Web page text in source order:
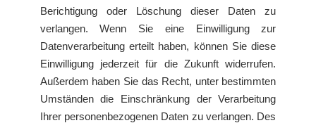
Berichtigung oder Löschung dieser Daten zu
verlangen. Wenn Sie eine Einwilligung zur
Datenverarbeitung erteilt haben, können Sie diese
Einwilligung jederzeit für die Zukunft widerrufen.
Außerdem haben Sie das Recht, unter bestimmten
Umständen die Einschränkung der Verarbeitung
Ihrer personenbezogenen Daten zu verlangen. Des